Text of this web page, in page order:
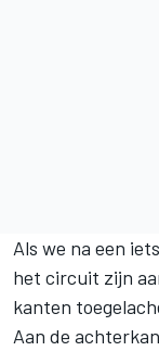
Als we na een
het circuit zijn
kanten
Aan de